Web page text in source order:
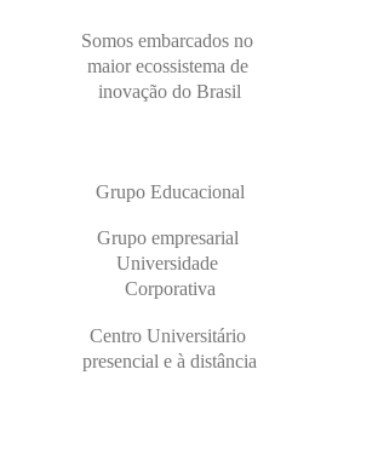
Somos embarcados no
maior ecossistema de
inovação do Brasil
Grupo Educacional
Grupo empresarial
Universidade
Corporativa
Centro Universitário
presencial e à distância